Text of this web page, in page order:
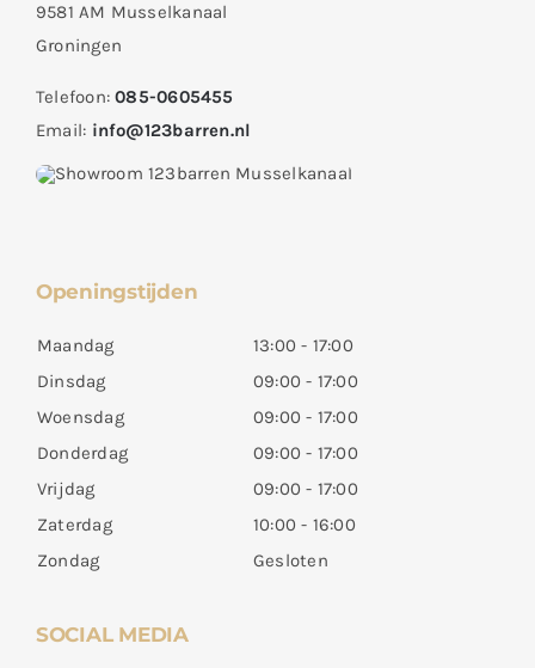
9581 AM Musselkanaal
Groningen
Telefoon:085-0605455
Email: info@123barren.nl
Openingstijden
Maandag
13:00 - 17:00
Dinsdag
09:00 - 17:00
Woensdag
09:00 - 17:00
Donderdag
09:00 - 17:00
Vrijdag
09:00 - 17:00
Zaterdag
10:00 - 16:00
Zondag
Gesloten
SOCIAL MEDIA